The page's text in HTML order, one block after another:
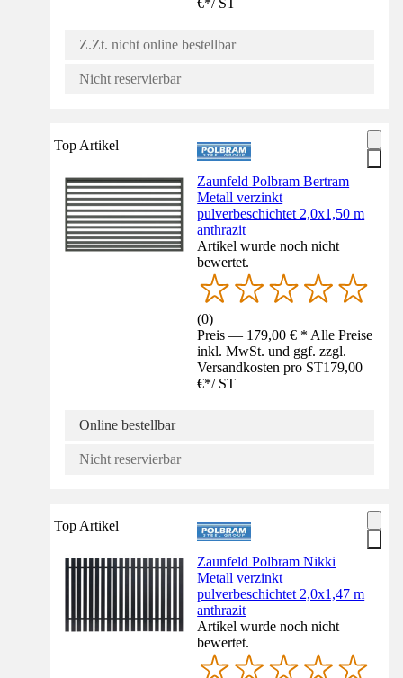
Z.Zt. nicht online bestellbar
Nicht reservierbar
Top Artikel
Zaunfeld Polbram Bertram
Metall verzinkt
pulverbeschichtet 2,0x1,50 m
anthrazit
Artikel wurde noch nicht
bewertet.
(0)
Preis — 179,00 € * Alle Preise
inkl. MwSt. und ggf. zzgl.
Versandkosten pro ST179,00
€*/ ST
Online bestellbar
Nicht reservierbar
Top Artikel
Zaunfeld Polbram Nikki
Metall verzinkt
pulverbeschichtet 2,0x1,47 m
anthrazit
Artikel wurde noch nicht
bewertet.